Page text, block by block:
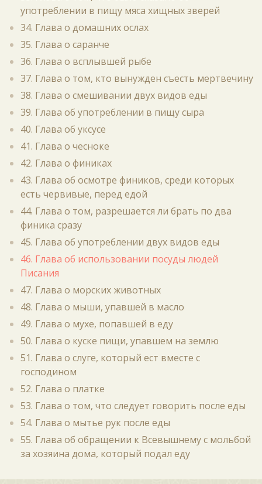
употреблении в пищу мяса хищных зверей
34. Глава о домашних ослах
35. Глава о саранче
36. Глава о всплывшей рыбе
37. Глава о том, кто вынужден съесть мертвечину
38. Глава о смешивании двух видов еды
39. Глава об употреблении в пищу сыра
40. Глава об уксусе
41. Глава о чесноке
42. Глава о финиках
43. Глава об осмотре фиников, среди которых
есть червивые, перед едой
44. Глава о том, разрешается ли брать по два
финика сразу
45. Глава об употреблении двух видов еды
46. Глава об использовании посуды людей
Писания
47. Глава о морских животных
48. Глава о мыши, упавшей в масло
49. Глава о мухе, попавшей в еду
50. Глава о куске пищи, упавшем на землю
51. Глава о слуге, который ест вместе с
господином
52. Глава о платке
53. Глава о том, что следует говорить после еды
54. Глава о мытье рук после еды
55. Глава об обращении к Всевышнему с мольбой
за хозяина дома, который подал еду